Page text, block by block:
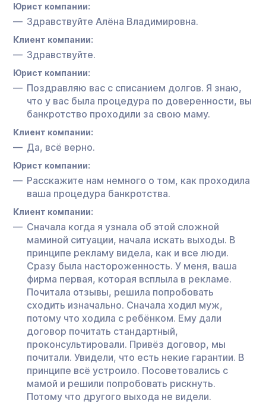
Юрист компании:
Здравствуйте Алёна Владимировна.
Клиент компании:
Здравствуйте.
Юрист компании:
Поздравляю вас с списанием долгов. Я знаю,
что у вас была процедура по доверенности, вы
банкротство проходили за свою маму.
Клиент компании:
Да, всё верно.
Юрист компании:
Расскажите нам немного о том, как проходила
ваша процедура банкротства.
Клиент компании:
Сначала когда я узнала об этой сложной
маминой ситуации, начала искать выходы. В
принципе рекламу видела, как и все люди.
Сразу была настороженность. У меня, ваша
фирма первая, которая всплыла в рекламе.
Почитала отзывы, решила попробовать
сходить изначально. Сначала ходил муж,
потому что ходила с ребёнком. Ему дали
договор почитать стандартный,
проконсультировали. Привёз договор, мы
почитали. Увидели, что есть некие гарантии. В
принципе всё устроило. Посоветовались с
мамой и решили попробовать рискнуть.
Потому что другого выхода не видели.